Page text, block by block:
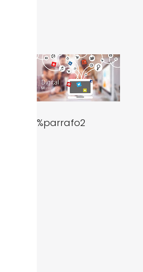
%parrafo2